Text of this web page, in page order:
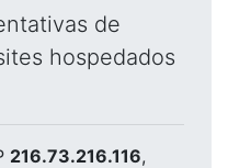
de
hospedados
216.73.216.116,